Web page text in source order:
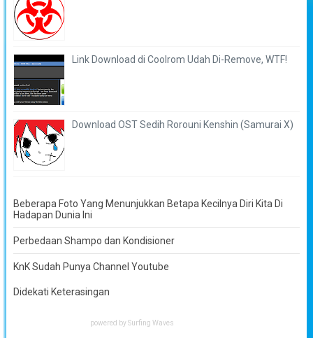
Link Download di Coolrom Udah Di-Remove, WTF!
Download OST Sedih Rorouni Kenshin (Samurai X)
Beberapa Foto Yang Menunjukkan Betapa Kecilnya Diri Kita Di
Hadapan Dunia Ini
Perbedaan Shampo dan Kondisioner
KnK Sudah Punya Channel Youtube
Didekati Keterasingan
powered by Surfing Waves